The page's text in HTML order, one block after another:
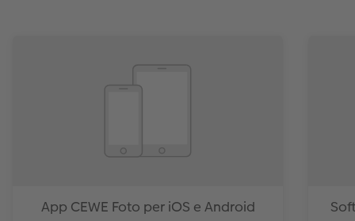
App CEWE Foto per iOS e Android